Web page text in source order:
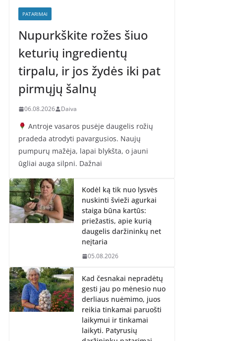
PATARIMAI
Nupurkškite rožes šiuo
keturių ingredientų
tirpalu, ir jos žydės iki pat
pirmųjų šalnų
06.08.2026 Daiva
Antroje vasaros pusėje daugelis rožių
pradeda atrodyti pavargusios. Naujų
pumpurų mažėja, lapai blykšta, o jauni
ūgliai auga silpni. Dažnai
Kodėl ką tik nuo lysvės
nuskinti švieži agurkai
staiga būna kartūs:
priežastis, apie kurią
daugelis daržininkų net
neįtaria
05.08.2026
Kad česnakai nepradėtų
gesti jau po mėnesio nuo
derliaus nuėmimo, juos
reikia tinkamai paruošti
laikymui ir tinkamai
laikyti. Patyrusių